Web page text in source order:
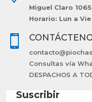
Miguel Claro
Horario: Lun a

Consultas vía
DESPACHOS A
Suscribir